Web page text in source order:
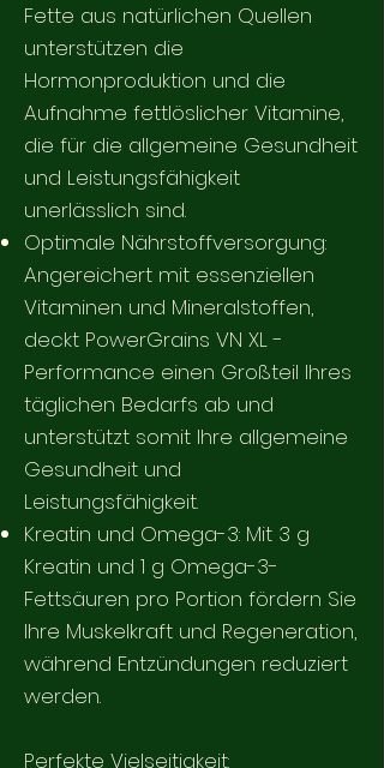
Fette aus natürlichen Quellen
unterstützen die
Hormonproduktion und die
Aufnahme fettlöslicher Vitamine,
die für die allgemeine Gesundheit
und Leistungsfähigkeit
unerlässlich sind.
Optimale Nährstoffversorgung:
Angereichert mit essenziellen
Vitaminen und Mineralstoffen,
deckt PowerGrains VN XL -
Performance einen Großteil Ihres
täglichen Bedarfs ab und
unterstützt somit Ihre allgemeine
Gesundheit und
Leistungsfähigkeit.
Kreatin und Omega-3: Mit 3 g
Kreatin und 1 g Omega-3-
Fettsäuren pro Portion fördern Sie
Ihre Muskelkraft und Regeneration,
während Entzündungen reduziert
werden.
Perfekte Vielseitigkeit: